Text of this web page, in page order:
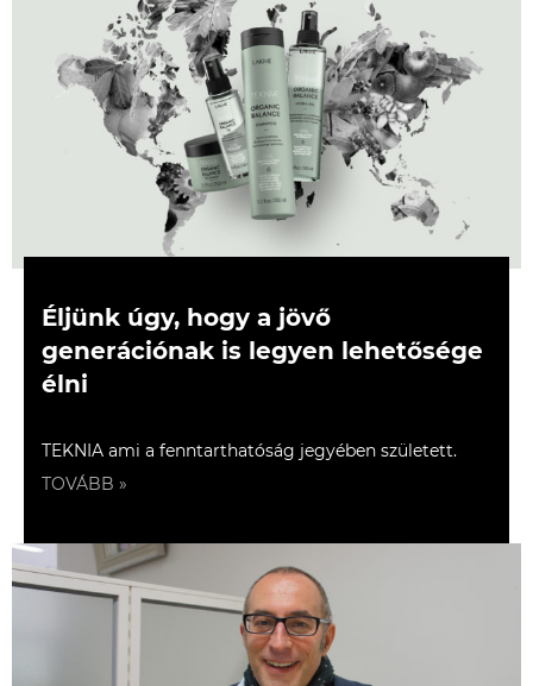
Éljünk úgy, hogy a jövő
generációnak is legyen lehetősége
élni
TEKNIA ami a fenntarthatóság jegyében született.
TOVÁBB »